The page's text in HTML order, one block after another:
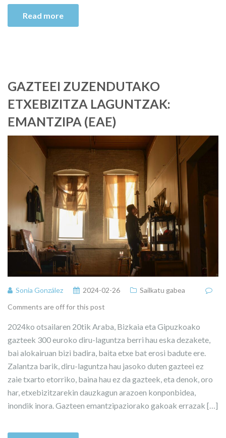
Read more
GAZTEEI ZUZENDUTAKO
ETXEBIZITZA LAGUNTZAK:
EMANTZIPA (EAE)
Sonia González 2024-02-26
Sailkatu gabea
Comments are off for this post
2024ko otsailaren 20tik Araba, Bizkaia eta Gipuzkoako
gazteek 300 euroko diru-laguntza berri hau eska dezakete,
bai alokairuan bizi badira, baita etxe bat erosi badute ere.
Zalantza barik, diru-laguntza hau jasoko duten gazteei ez
zaie txarto etorriko, baina hau ez da gazteek, eta denok, oro
har, etxebizitzarekin dauzkagun arazoen konponbidea,
inondik inora. Gazteen emantzipaziorako gakoak errazak […]